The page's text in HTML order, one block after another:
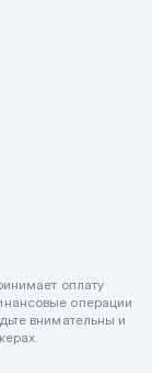
оплату
операции
внимательны и